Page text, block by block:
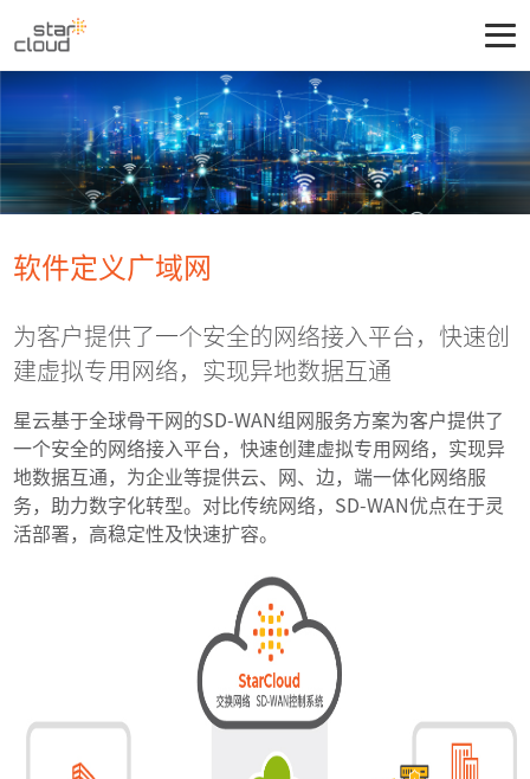
软件定义广域网
为客户提供了一个安全的网络接入平台，快速创
建虚拟专用网络，实现异地数据互通
星云基于全球骨干网的SD-WAN组网服务方案为客户提供了
一个安全的网络接入平台，快速创建虚拟专用网络，实现异
地数据互通，为企业等提供云、网、边，端一体化网络服
务，助力数字化转型。对比传统网络，SD-WAN优点在于灵
活部署，高稳定性及快速扩容。